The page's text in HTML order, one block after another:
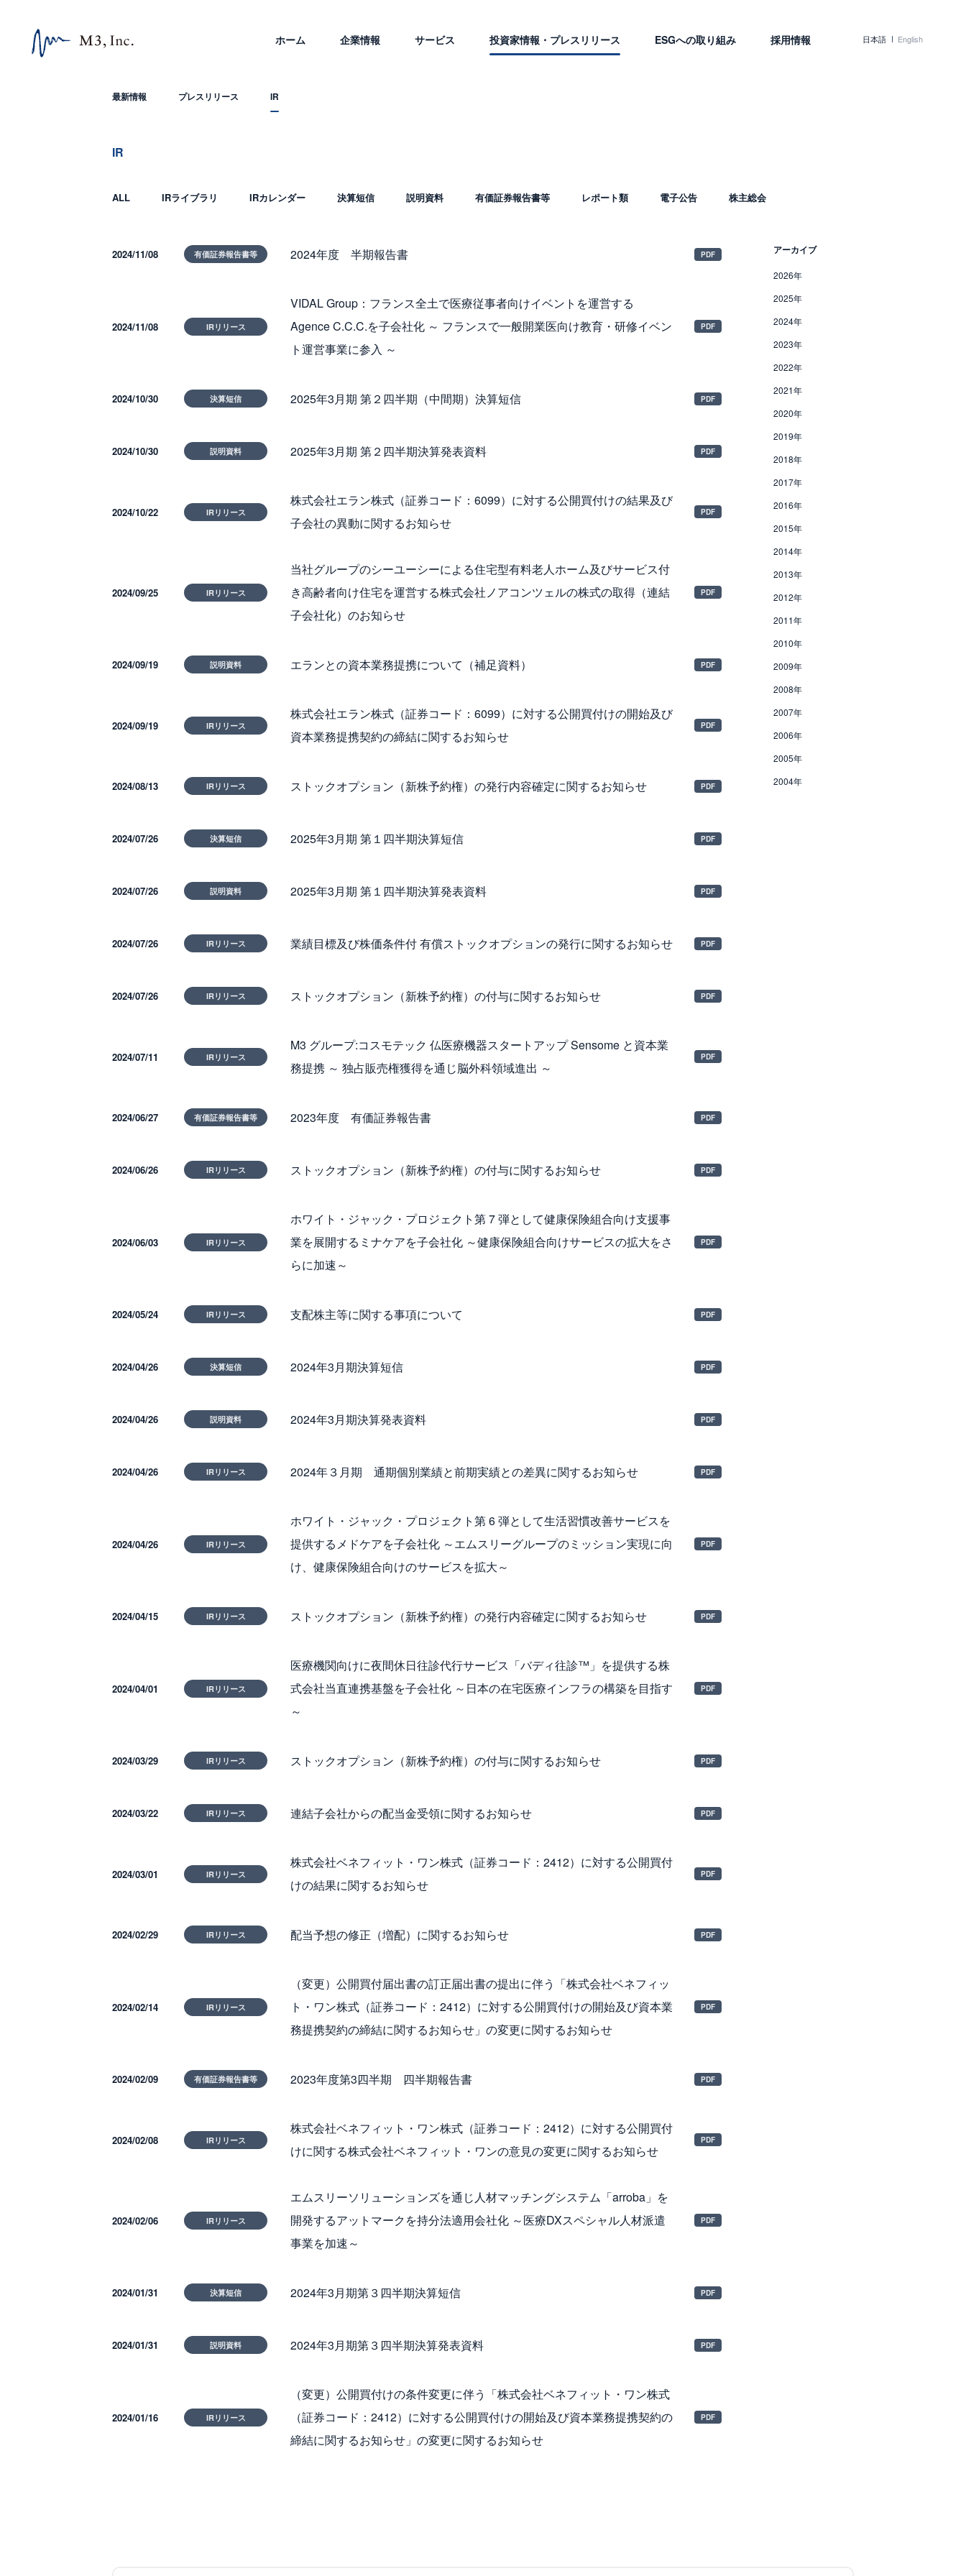
ホーム 企業情報 サービス 投資家情報・プレスリリース ESGへの取り組み 採用情報 日本語 English
最新情報 プレスリリース IR
IR
ALL IRライブラリ IRカレンダー 決算短信 説明資料 有価証券報告書等 レポート類 電子公告 株主総会
2024/11/08 有価証券報告書等 2024年度 半期報告書
2024/11/08 IRリリース
VIDAL Group：フランス全土で医療従事者向けイベントを運営する
Agence C.C.C.を子会社化 ～ フランスで一般開業医向け教育・研修イベン
ト運営事業に参入 ～
2024/10/30 決算短信 2025年3月期 第２四半期（中間期）決算短信
2024/10/30 説明資料 2025年3月期 第２四半期決算発表資料
2024/10/22 IRリリース
株式会社エラン株式（証券コード：6099）に対する公開買付けの結果及び
子会社の異動に関するお知らせ
2024/09/25 IRリリース
当社グループのシーユーシーによる住宅型有料老人ホーム及びサービス付
き高齢者向け住宅を運営する株式会社ノアコンツェルの株式の取得（連結
子会社化）のお知らせ
2024/09/19 説明資料 エランとの資本業務提携について（補足資料）
2024/09/19 IRリリース
株式会社エラン株式（証券コード：6099）に対する公開買付けの開始及び
資本業務提携契約の締結に関するお知らせ
2024/08/13 IRリリース ストックオプション（新株予約権）の発行内容確定に関するお知らせ
2024/07/26 決算短信 2025年3月期 第１四半期決算短信
2024/07/26 説明資料 2025年3月期 第１四半期決算発表資料
2024/07/26 IRリリース 業績目標及び株価条件付 有償ストックオプションの発行に関するお知らせ
2024/07/26 IRリリース ストックオプション（新株予約権）の付与に関するお知らせ
2024/07/11 IRリリース
M3 グループ:コスモテック 仏医療機器スタートアップ Sensome と資本業
務提携 ～ 独占販売権獲得を通じ脳外科領域進出 ～
2024/06/27 有価証券報告書等 2023年度 有価証券報告書
2024/06/26 IRリリース ストックオプション（新株予約権）の付与に関するお知らせ
2024/06/03 IRリリース
ホワイト・ジャック・プロジェクト第 7 弾として健康保険組合向け支援事
業を展開するミナケアを子会社化 ～健康保険組合向けサービスの拡大をさ
らに加速～
2024/05/24 IRリリース 支配株主等に関する事項について
2024/04/26 決算短信 2024年3月期決算短信
2024/04/26 説明資料 2024年3月期決算発表資料
2024/04/26 IRリリース 2024年３月期 通期個別業績と前期実績との差異に関するお知らせ
2024/04/26 IRリリース
ホワイト・ジャック・プロジェクト第 6 弾として生活習慣改善サービスを
提供するメドケアを子会社化 ～エムスリーグループのミッション実現に向
け、健康保険組合向けのサービスを拡大～
2024/04/15 IRリリース ストックオプション（新株予約権）の発行内容確定に関するお知らせ
2024/04/01 IRリリース
医療機関向けに夜間休日往診代行サービス「バディ往診™」を提供する株
式会社当直連携基盤を子会社化 ～日本の在宅医療インフラの構築を目指す
～
2024/03/29 IRリリース ストックオプション（新株予約権）の付与に関するお知らせ
2024/03/22 IRリリース 連結子会社からの配当金受領に関するお知らせ
2024/03/01 IRリリース
株式会社ベネフィット・ワン株式（証券コード：2412）に対する公開買付
けの結果に関するお知らせ
2024/02/29 IRリリース 配当予想の修正（増配）に関するお知らせ
2024/02/14 IRリリース
（変更）公開買付届出書の訂正届出書の提出に伴う「株式会社ベネフィッ
ト・ワン株式（証券コード：2412）に対する公開買付けの開始及び資本業
務提携契約の締結に関するお知らせ」の変更に関するお知らせ
2024/02/09 有価証券報告書等 2023年度第3四半期 四半期報告書
2024/02/08 IRリリース
株式会社ベネフィット・ワン株式（証券コード：2412）に対する公開買付
けに関する株式会社ベネフィット・ワンの意見の変更に関するお知らせ
2024/02/06 IRリリース
エムスリーソリューションズを通じ人材マッチングシステム「arroba」を
開発するアットマークを持分法適用会社化 ～医療DXスペシャル人材派遣
事業を加速～
2024/01/31 決算短信 2024年3月期第３四半期決算短信
2024/01/31 説明資料 2024年3月期第３四半期決算発表資料
2024/01/16 IRリリース
（変更）公開買付けの条件変更に伴う「株式会社ベネフィット・ワン株式
（証券コード：2412）に対する公開買付けの開始及び資本業務提携契約の
締結に関するお知らせ」の変更に関するお知らせ
アーカイブ
2026年
2025年
2024年
2023年
2022年
2021年
2020年
2019年
2018年
2017年
2016年
2015年
2014年
2013年
2012年
2011年
2010年
2009年
2008年
2007年
2006年
2005年
2004年